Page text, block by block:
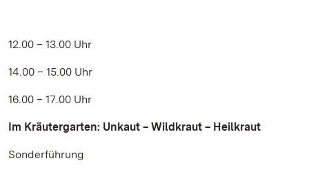
12.00 – 13.00 Uhr
14.00 – 15.00 Uhr
16.00 – 17.00 Uhr
Im Kräutergarten: Unkaut – Wildkraut – Heilkraut
Sonderführung